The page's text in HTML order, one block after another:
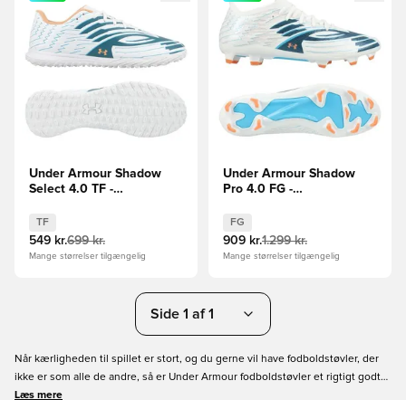
Under Armour Shadow
Select 4.0 TF -
TF
549 kr.699 kr.
Mange størrelser tilgængelig
Under Armour Shadow
Pro 4.0 FG -
FG
909 kr.1.299 kr.
Mange størrelser tilgængelig
Side 1 af 1
Når kærligheden til spillet er stort, og du gerne vil have fodboldstøvler, der
ikke er som alle de andre, så er Under Armour fodboldstøvler et rigtigt godt
valg. Her får du mulighed for at finde fodboldstøvler, der blandt andet bruger
Læs mere